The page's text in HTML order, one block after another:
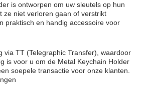
is ontworpen om uw sleutels op hun
ze niet verloren gaan of verstrikt
praktisch en handig accessoire voor
via TT (Telegraphic Transfer), waardoor
is voor u om de Metal Keychain Holder
soepele transactie voor onze klanten.